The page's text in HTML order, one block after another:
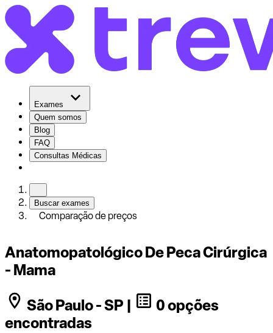
Exames
Quem somos
Blog
FAQ
Consultas Médicas
Buscar exames
Comparação de preços
Anatomopatológico De Peca Cirúrgica
- Mama
São Paulo - SP |
0 opções
encontradas